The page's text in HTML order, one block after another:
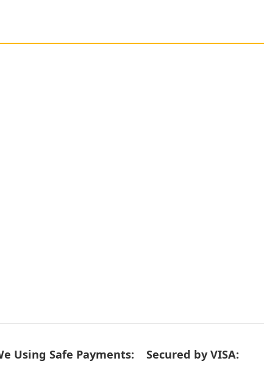
Using Safe Payments: Secured by VISA: